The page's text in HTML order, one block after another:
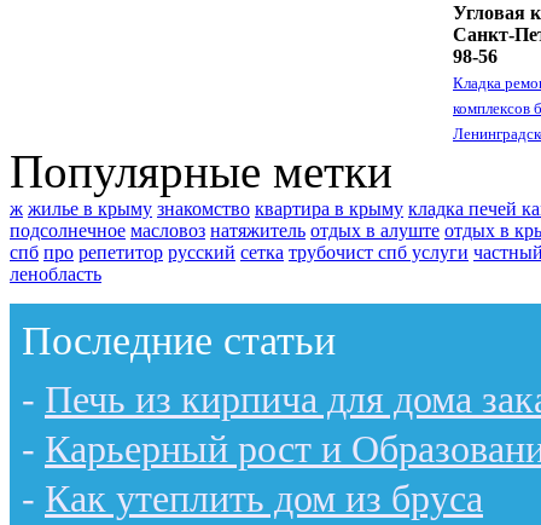
Угловая
Санкт-
98-56
Кладка
комплексов
Популярные метки
ж жилье в крыму знакомство квартира в крыму кладка печей
подсолнечное масловоз натяжитель отдых в алуште отдых в
спб про репетитор русский сетка трубочист спб услуги
ленобласть
Последние статьи
- Печь из кирпича для дома
- Карьерный рост и
- Как утеплить дом из бруса